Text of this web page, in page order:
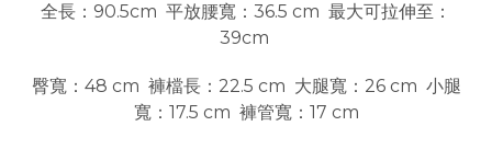
全長：90.5cm 平放腰寬：36.5 cm 最大可拉伸至：
39cm
臀寬：48 cm 褲檔長：22.5 cm 大腿寬：26 cm 小腿
寬：17.5 cm 褲管寬：17 cm